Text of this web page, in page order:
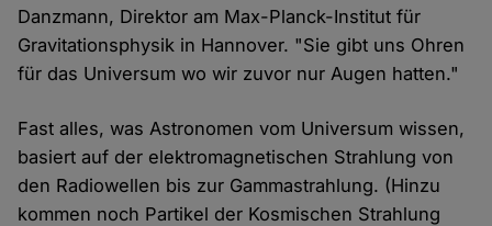
Danzmann, Direktor am Max-Planck-Institut für
Gravitationsphysik in Hannover. "Sie gibt uns Ohren
für das Universum wo wir zuvor nur Augen hatten."
Fast alles, was Astronomen vom Universum wissen,
basiert auf der elektromagnetischen Strahlung von
den Radiowellen bis zur Gammastrahlung. (Hinzu
kommen noch Partikel der Kosmischen Strahlung